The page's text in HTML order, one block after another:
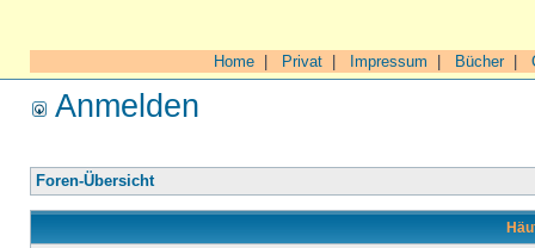
Home Privat Impressum Bücher|
Anmelden
Foren-Übersicht